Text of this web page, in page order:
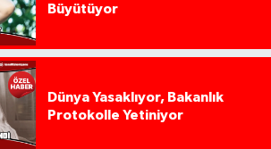
Büyütüyor
Dünya Yasaklıyor, Bakanlık
Protokolle Yetiniyor